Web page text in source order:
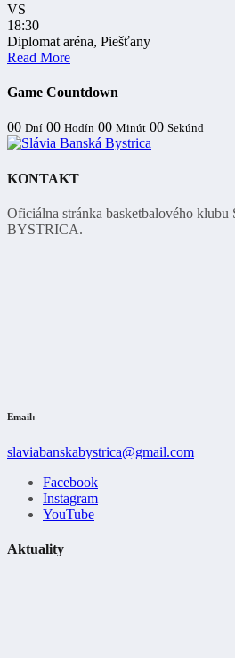
VS
18:30
Diplomat aréna, Piešťany
Read More
Game Countdown
00 Dní 00 Hodín 00 Minút 00 Sekúnd
KONTAKT
Oficiálna stránka basketbalového
BYSTRICA.
Email:
slaviabanskabystrica@gmail.com
Facebook
Instagram
YouTube
Aktuality